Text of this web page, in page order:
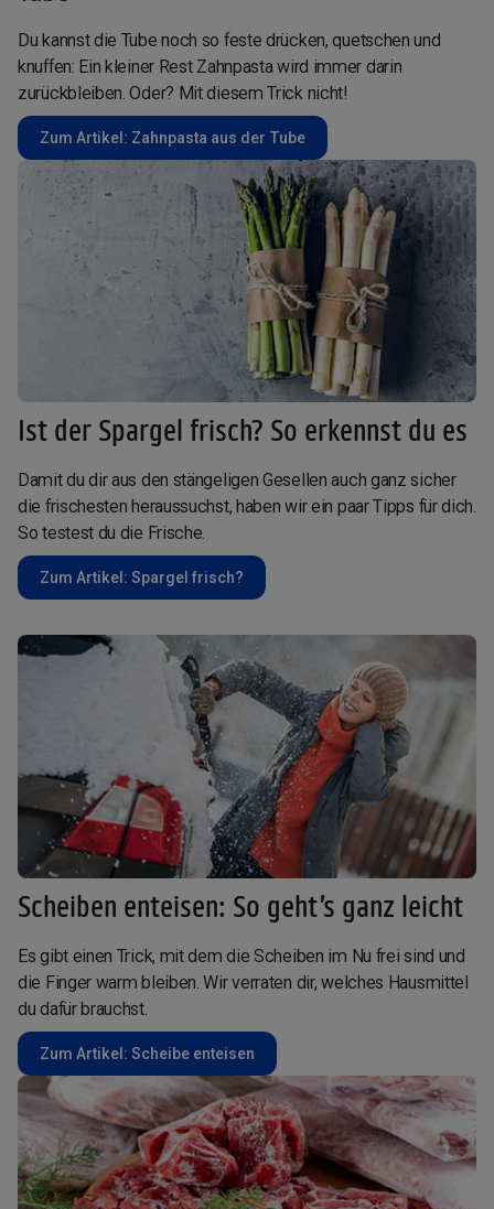
Du kannst die Tube noch so feste drücken, quetschen und
knuffen: Ein kleiner Rest Zahnpasta wird immer darin
zurückbleiben. Oder? Mit diesem Trick nicht!
Zum Artikel: Zahnpasta aus der Tube
Ist der Spargel frisch? So erkennst du es
Damit du dir aus den stängeligen Gesellen auch ganz sicher
die frischesten heraussuchst, haben wir ein paar Tipps für dich.
So testest du die Frische.
Zum Artikel: Spargel frisch?
Scheiben enteisen: So geht’s ganz leicht
Es gibt einen Trick, mit dem die Scheiben im Nu frei sind und
die Finger warm bleiben. Wir verraten dir, welches Hausmittel
du dafür brauchst.
Zum Artikel: Scheibe enteisen